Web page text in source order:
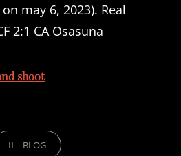
may 6, 2023). Real
2:1 CA Osasuna
shoot
BLOG